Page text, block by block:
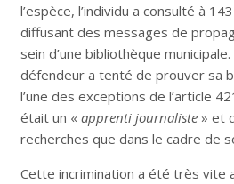
l’espèce, l’individu a consulté à
diffusant des messages de
sein d’une bibliothèque
défendeur a tenté de prouver sa
l’une des exceptions de l’article
était un « apprenti journaliste» et
recherches que dans le cadre de
Cette incrimination a été très vite